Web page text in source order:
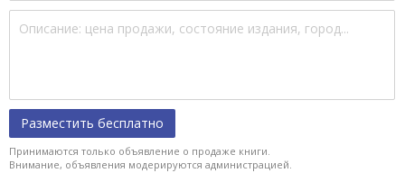
Разместить бесплатно
Принимаются только объявление о продаже книги.
Внимание, объявления модерируются администрацией.